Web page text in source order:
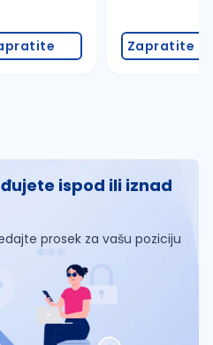
Zapratite
ispod ili iznad
prosek za vašu poziciju